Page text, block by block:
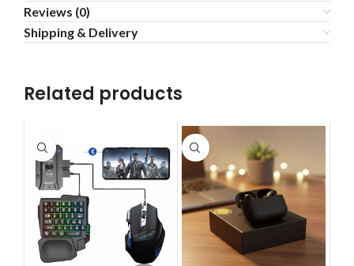
Reviews (0)
Shipping & Delivery
Related products